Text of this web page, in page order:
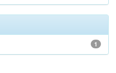
1